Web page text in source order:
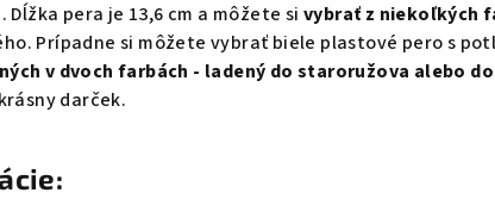
pera je 13,6 cm a môžete si vybrať z niekoľkých
Prípadne si môžete vybrať biele plastové pero s
v dvoch farbách - ladený do staroružova alebo
darček.